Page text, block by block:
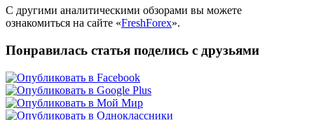
С другими аналитическими обзорами вы можете
ознакомиться на сайте «FreshForex».
Понравилась статья поделись с друзьями